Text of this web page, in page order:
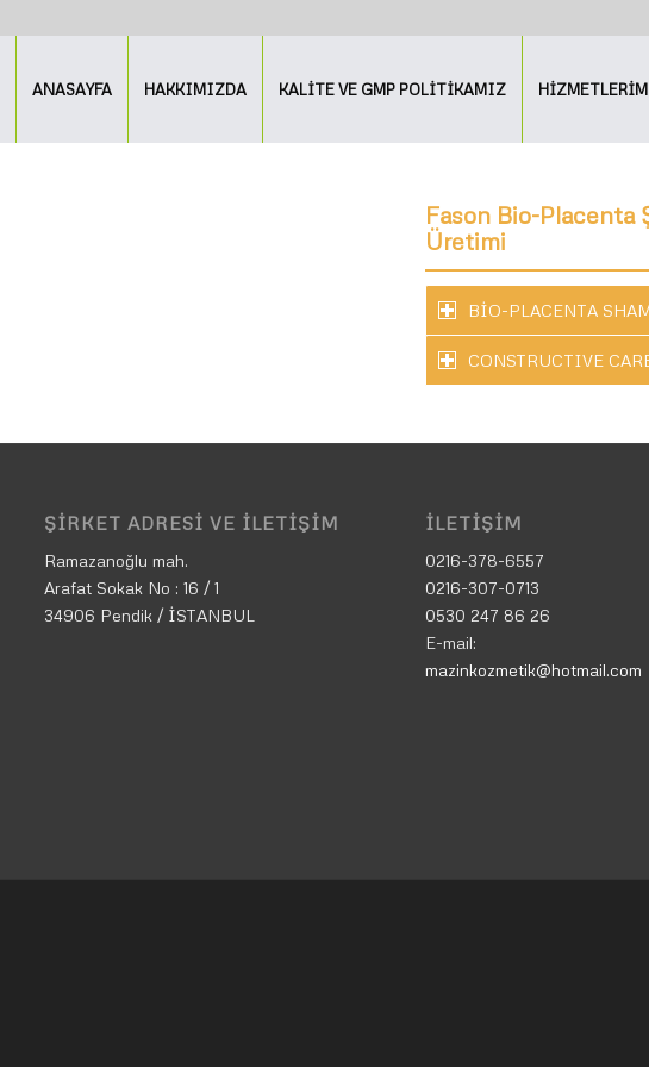
ANASAYFA HAKKIMIZDA KALİTE VE GMP POLİTİKAMIZ
Fason Bio-Placenta
Üretimi
BİO-PLACENTA
CONSTRUCTIVE
ŞIRKET ADRESI VE İLETIŞIM
Ramazanoğlu mah.
Arafat Sokak No : 16 / 1
34906 Pendik / İSTANBUL
İLETIŞIM
0216-378-6557
0216-307-0713
0530 247 86 26
E-mail:
mazinkozmetik@hotmail.com